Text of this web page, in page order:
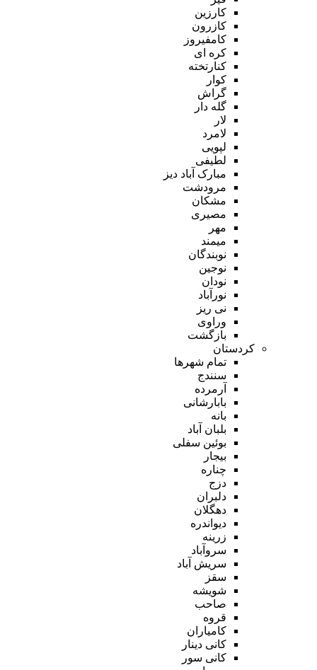
کارزین
کازرون
کامفیروز
کره ای
کنارتخته
کوار
گراش
گله دار
لار
لامرد
لپویی
لطیفی
مبارک آباد دیز
مرودشت
مشکان
مصیری
مهر
میمند
نوبندگان
نوجین
نودان
نورآباد
نی ریز
وراوی
بازگشت
کردستان
تمام شهر‌ها
سنندج
آرمرده
بابارشانی
بانه
بلبان آباد
بوئین سفلی
بیجار
چناره
دزج
دلبران
دهگلان
دیواندره
زرینه
سروآباد
سریش آباد
سقز
شویشه
صاحب
قروه
کامیاران
کانی دینار
کانی سور